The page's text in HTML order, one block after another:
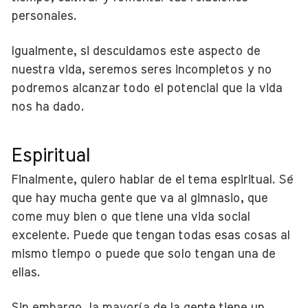
personales.
Igualmente, si descuidamos este aspecto de
nuestra vida, seremos seres incompletos y no
podremos alcanzar todo el potencial que la vida
nos ha dado.
Espiritual
Finalmente, quiero hablar de el tema espiritual. Sé
que hay mucha gente que va al gimnasio, que
come muy bien o que tiene una vida social
excelente. Puede que tengan todas esas cosas al
mismo tiempo o puede que solo tengan una de
ellas.